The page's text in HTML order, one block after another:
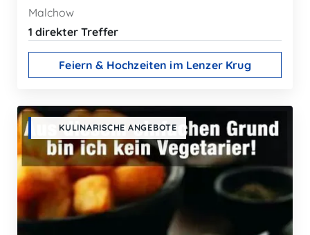
Malchow
1 direkter Treffer
Feiern & Hochzeiten im Lenzer Krug
KULINARISCHE ANGEBOTE